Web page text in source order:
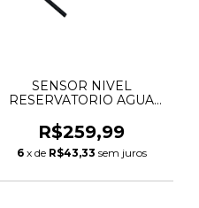
SENSOR NIVEL
RESERVATORIO AGUA
FREELANDER 2 RANGE
ROVER EVOQUE
LR000930 30645812
R$259,99
6 x de R$43,33 sem juros